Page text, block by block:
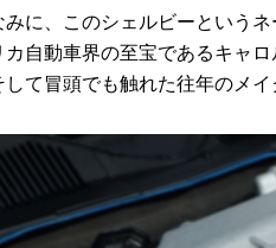
に、このシェルビーというネ
カ自動車界の至宝であるキャ
て冒頭でも触れた往年のメ